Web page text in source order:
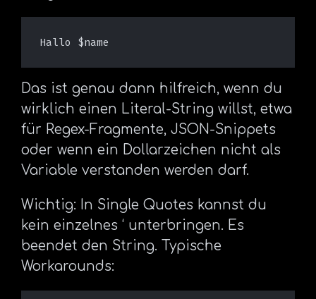
Das ist genau dann hilfreich, wenn du
wirklich einen Literal-String willst, etwa
für Regex-Fragmente, JSON-Snippets
oder wenn ein Dollarzeichen nicht als
Variable verstanden werden darf.
Wichtig: In Single Quotes kannst du
kein einzelnes ‘ unterbringen. Es
beendet den String. Typische
Workarounds: